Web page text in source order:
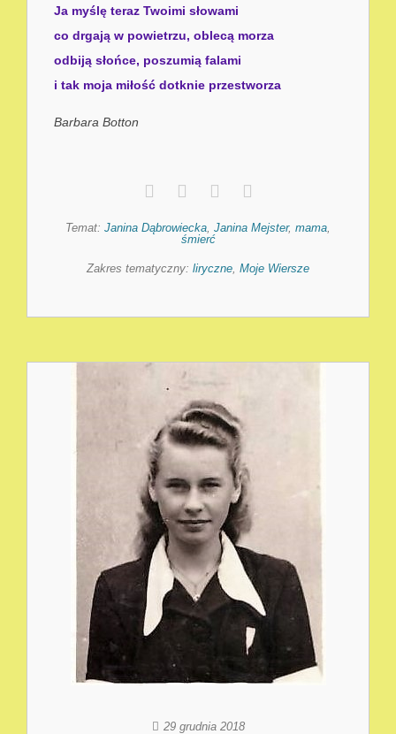
Ja myślę teraz Twoimi słowami
co drgają w powietrzu, oblecą morza
odbiją słońce, poszumią falami
i tak moja miłość dotknie przestworza
Barbara Botton
Temat: Janina Dąbrowiecka Janina Mejster, mama
śmierć
Zakres tematyczny: liryczne Moje Wiersze
29 grudnia 2018